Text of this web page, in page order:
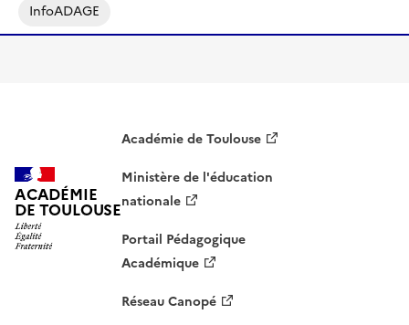
InfoADAGE
ACADÉMIE
DE TOULOUSE
Académie de Toulouse
Ministère de l'éducation
nationale
Portail Pédagogique
Académique
Réseau Canopé